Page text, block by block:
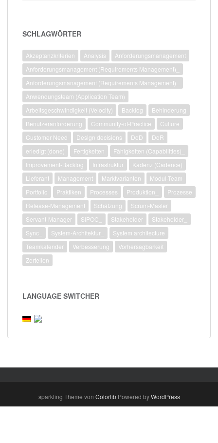
SCHLAGWÖRTER
Akzeptanzkriterien Analysis
Anforderungsmanagement
Anforderungsmanagement (Requirements Management)_
Anforderungsmanagement (Requirements Management)_
Anwendungsteam (Application Team)
Arbeitsgeschwindigkeit (Velocity)
Backlog
Behinderung
Benutzeranforderung
Community-of-Practice
Culture
Customer Need
Design decisions DoD
DoR
erledigt (done)
Fertigkeiten
Fähigkeiten (Capabilities)_
Improvement-Backlog
Infrastruktur
Kadenz (Cadence)
Lieferant
Management Marktvarianten
Modul-Team
Portfolio
Praktiken Processes Produktion_
Prozesse
Release-Management
Schätzung
Scrum-Master
Servant-Manager
SIPOC_ Stakeholder
Stakeholder_
Sync_
System-Architektur_
System architecture
Teamkalender
Verbesserung
Vorhersagbarkeit
Zerteilen
LANGUAGE SWITCHER
sparkling Theme von ColorlibPowered byWordPress